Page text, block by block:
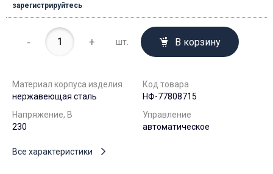
зарегистрируйтесь
- + шт. В корзину
Материал корпуса изделия
нержавеющая сталь
Код товара
НФ-77808715
Напряжение, В
230
Управление
автоматическое
Все характеристики